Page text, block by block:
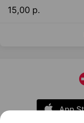
15,00 р.